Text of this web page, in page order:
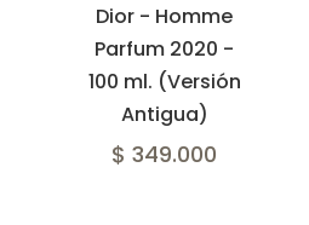
Dior - Homme
Parfum 2020 -
100 ml. (Versión
Antigua)
$ 349.000